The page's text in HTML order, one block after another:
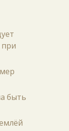
быть